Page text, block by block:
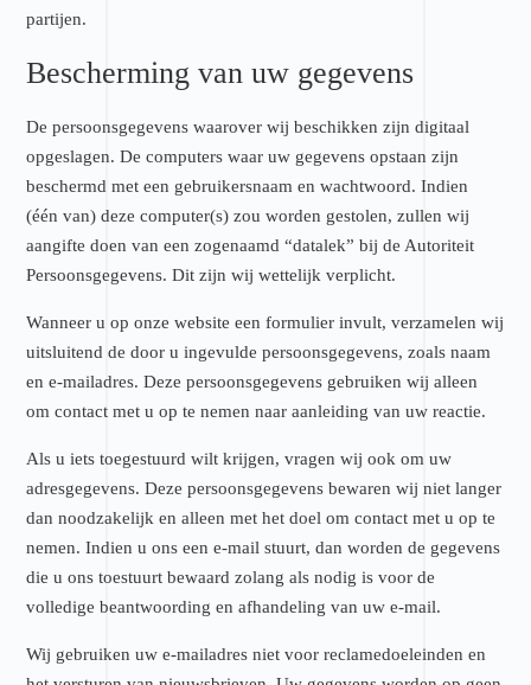
partijen.
Bescherming van uw gegevens
De persoonsgegevens waarover wij beschikken zijn digitaal
opgeslagen. De computers waar uw gegevens opstaan zijn
beschermd met een gebruikersnaam en wachtwoord. Indien
(één van) deze computer(s) zou worden gestolen, zullen wij
aangifte doen van een zogenaamd “datalek” bij de Autoriteit
Persoonsgegevens. Dit zijn wij wettelijk verplicht.
Wanneer u op onze website een formulier invult, verzamelen wij
uitsluitend de door u ingevulde persoonsgegevens, zoals naam
en e-mailadres. Deze persoonsgegevens gebruiken wij alleen
om contact met u op te nemen naar aanleiding van uw reactie.
Als u iets toegestuurd wilt krijgen, vragen wij ook om uw
adresgegevens. Deze persoonsgegevens bewaren wij niet langer
dan noodzakelijk en alleen met het doel om contact met u op te
nemen. Indien u ons een e-mail stuurt, dan worden de gegevens
die u ons toestuurt bewaard zolang als nodig is voor de
volledige beantwoording en afhandeling van uw e-mail.
Wij gebruiken uw e-mailadres niet voor reclamedoeleinden en